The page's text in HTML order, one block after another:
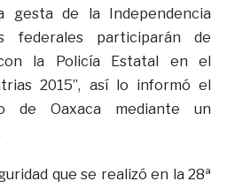
gesta de la Independencia
federales participarán de
la Policía Estatal en el
2015”, así lo informó el
de Oaxaca mediante un
que se realizó en la 28ª